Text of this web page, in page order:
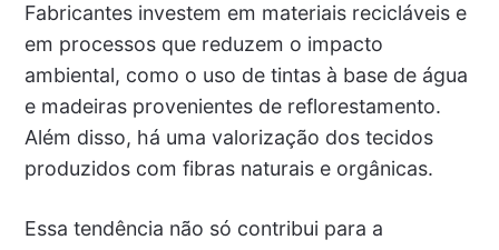
Fabricantes investem em materiais recicláveis e
em processos que reduzem o impacto
ambiental, como o uso de tintas à base de água
e madeiras provenientes de reflorestamento.
Além disso, há uma valorização dos tecidos
produzidos com fibras naturais e orgânicas.
Essa tendência não só contribui para a